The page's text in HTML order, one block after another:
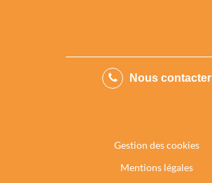
Nous contacter
Gestion des cookies
Mentions légales